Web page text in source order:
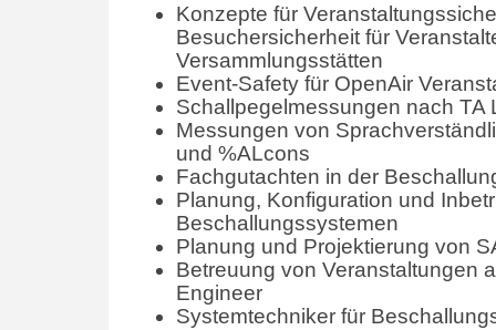
Konzepte für
Besuchersicherheit für
Versammlungsstätten
Event-Safety für OpenAir
Schallpegelmessungen nach TA
Messungen von
und %ALcons
Fachgutachten in der
Planung, Konfiguration und
Beschallungssystemen
Planung und Projektierung von
Betreuung von Veranstaltungen
Engineer
Systemtechniker für